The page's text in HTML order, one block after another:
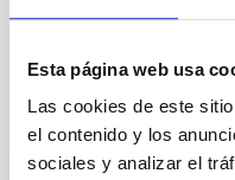
Esta página web usa
Las cookies de este
el contenido y los
sociales y analizar el
Otras noticias